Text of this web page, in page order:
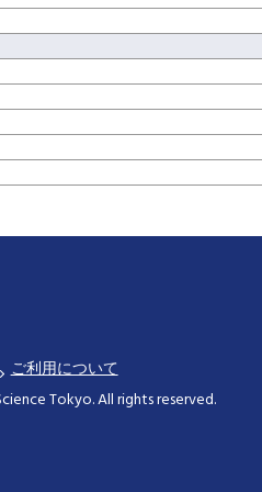
ご利用について
Tokyo. All rights reserved.